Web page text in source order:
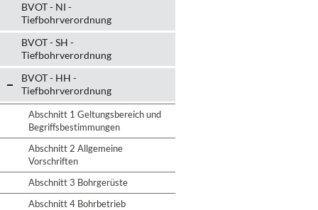
BVOT - NI -
Tiefbohrverordnung
BVOT - SH -
Tiefbohrverordnung
BVOT - HH -
Tiefbohrverordnung
Abschnitt 1 Geltungsbereich und
Begriffsbestimmungen
Abschnitt 2 Allgemeine
Vorschriften
Abschnitt 3 Bohrgerüste
Abschnitt 4 Bohrbetrieb